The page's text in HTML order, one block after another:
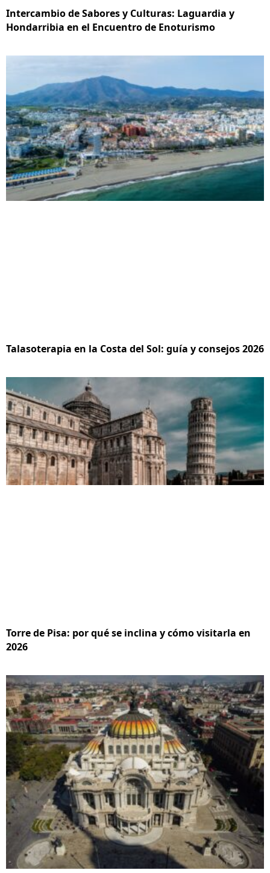
Intercambio de Sabores y Culturas: Laguardia y
Hondarribia en el Encuentro de Enoturismo
Talasoterapia en la Costa del Sol: guía y consejos 2026
Torre de Pisa: por qué se inclina y cómo visitarla en
2026